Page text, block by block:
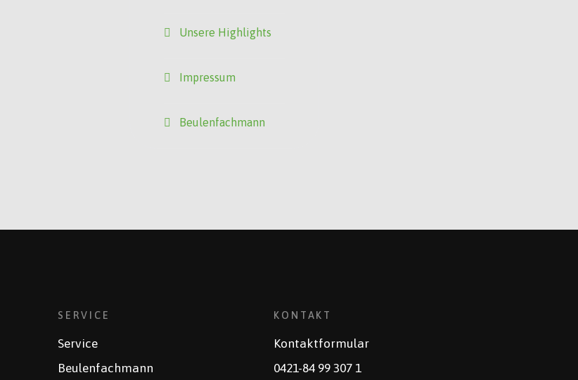
Unsere Highlights
Impressum
Beulenfachmann
SERVICE
Service
Beulenfachmann
KONTAKT
Kontaktformular
0421-84 99 307 1